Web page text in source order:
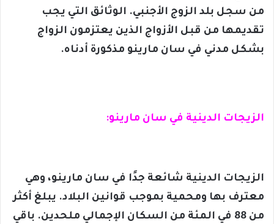
من سجل بلد الزوج الأجنبي. الوثائق التي يجب
تقديمها من قبل الأزواج الذين يعتزمون الزواج
بشكل مدني في سان مارينو مذكورة أدناه.
الزيجات الدينية في سان مارينو:
الزيجات الدينية شائعة جدًا في سان مارينو، وهي
معترف بها ومحمية بموجب قوانين البلاد. يبلغ أكثر
من 88 في المئة من السكان الإجمالي ملحدين. باقي